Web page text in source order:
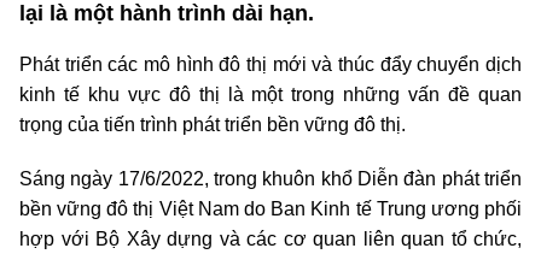
lại là một hành trình dài hạn.
Phát triển các mô hình đô thị mới và thúc đẩy chuyển dịch
kinh tế khu vực đô thị là một trong những vấn đề quan
trọng của tiến trình phát triển bền vững đô thị.
Sáng ngày 17/6/2022, trong khuôn khổ Diễn đàn phát triển
bền vững đô thị Việt Nam do Ban Kinh tế Trung ương phối
hợp với Bộ Xây dựng và các cơ quan liên quan tổ chức,